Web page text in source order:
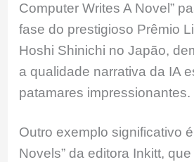
Computer Writes A Novel”
fase do prestigioso Prêmio
Hoshi Shinichi no Japão,
a qualidade narrativa da IA
patamares impressionantes.
Outro exemplo significativo
Novels” da editora Inkitt,